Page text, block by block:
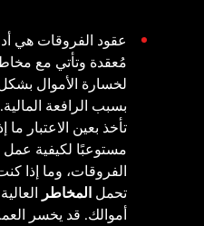
عقود الفروقات هي
مُعقدة وتأتي مع
لخسارة الأموال
بسبب الرافعة
تأخذ بعين الاعتبار ما
مستوعبًا لكيفية عمل
الفروقات، وما إذا
تحمل المخاطر
أموالك. قد يخسر